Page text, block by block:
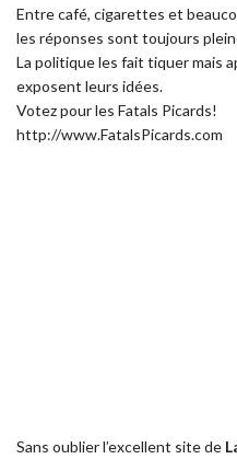
Entre café, cigarettes et
les réponses sont toujours
La politique les fait tiquer mais
exposent leurs idées.
Votez pour les Fatals Picards!
http://www.FatalsPicards.com
Sans oublier l’excellent site de